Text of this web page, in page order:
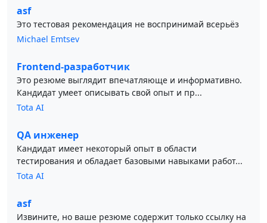
asf
Это тестовая рекомендация не воспринимай всерьёз
Michael Emtsev
Frontend-разработчик
Это резюме выглядит впечатляюще и информативно.
Кандидат умеет описывать свой опыт и пр...
Tota AI
QA инженер
Кандидат имеет некоторый опыт в области
тестирования и обладает базовыми навыками работ...
Tota AI
asf
Извините, но ваше резюме содержит только ссылку на